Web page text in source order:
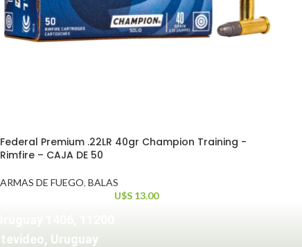
Federal Premium .22LR 40gr Champion Training -
Rimfire – CAJA DE 50
ARMAS DE FUEGO, BALAS
U$S 13.00
Uruguay